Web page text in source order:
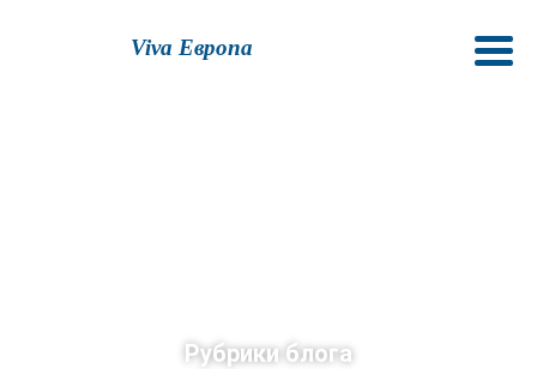
Viva Европа
Рубрики блога